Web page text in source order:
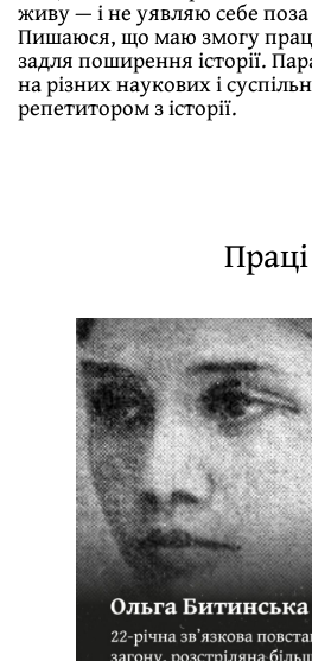
живу — і не уявляю себе
Пишаюся, що маю змогу
задля поширення історії.
на різних наукових і
репетитором з історії.
Праці